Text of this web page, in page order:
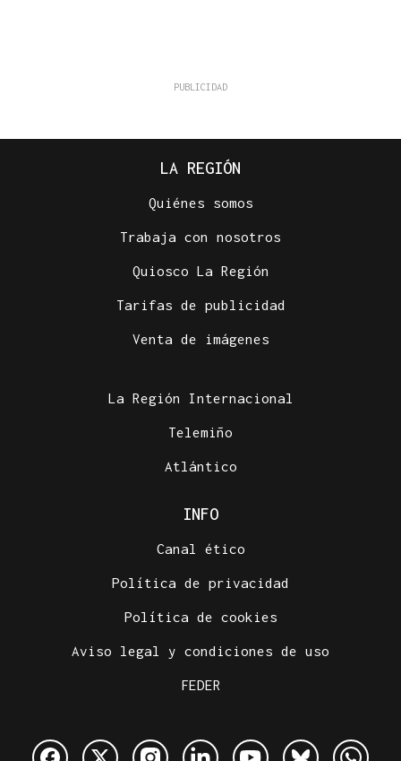
LA REGIÓN
Quiénes somos
Trabaja con nosotros
Quiosco La Región
Tarifas de publicidad
Venta de imágenes
La Región Internacional
Telemiño
Atlántico
INFO
Canal ético
Política de privacidad
Política de cookies
Aviso legal y condiciones de uso
FEDER